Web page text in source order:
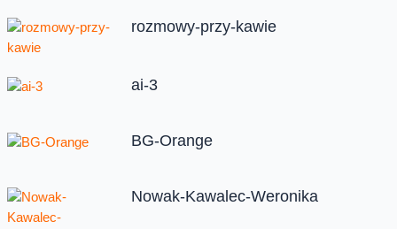
rozmowy-przy-kawie
ai-3
BG-Orange
Nowak-Kawalec-Weronika